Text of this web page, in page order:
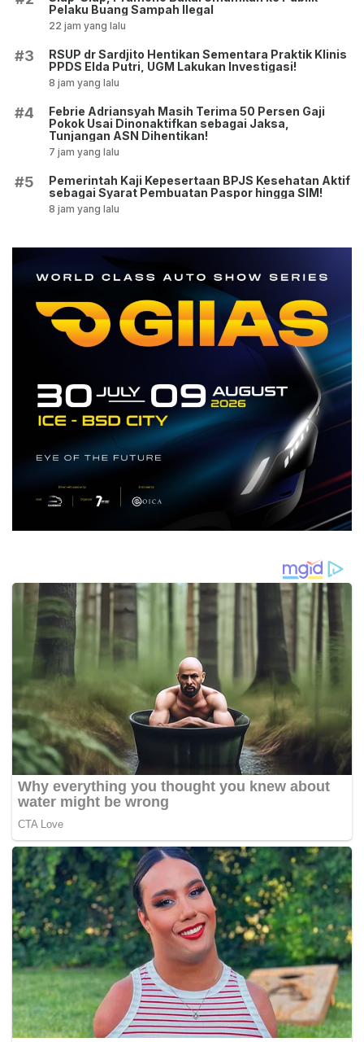
Pelaku Buang Sampah Ilegal
22 jam yang lalu
#3
RSUP dr Sardjito Hentikan Sementara Praktik Klinis
PPDS Elda Putri, UGM Lakukan Investigasi!
8 jam yang lalu
#4
Febrie Adriansyah Masih Terima 50 Persen Gaji
Pokok Usai Dinonaktifkan sebagai Jaksa,
Tunjangan ASN Dihentikan!
7 jam yang lalu
#5
Pemerintah Kaji Kepesertaan BPJS Kesehatan Aktif
sebagai Syarat Pembuatan Paspor hingga SIM!
8 jam yang lalu